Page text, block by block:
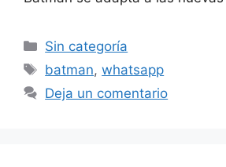
Categorías
Sin categoría
Etiquetas
batman,whatsapp
Deja un comentario